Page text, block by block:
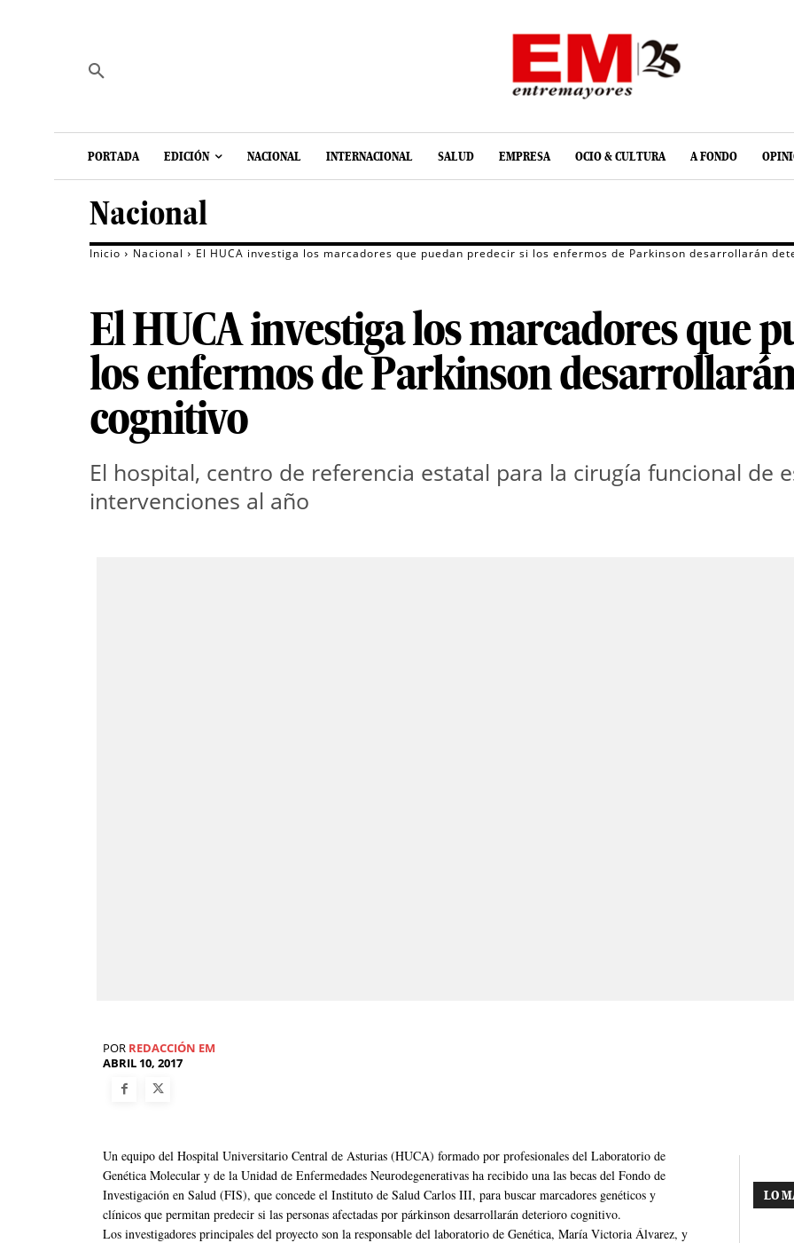
PORTADA EDICIÓN NACIONAL INTERNACIONAL SALUD EMPRESA OCIO & CULTURA A FONDO
Nacional
Inicio Nacional El HUCA investiga los marcadores que puedan predecir si los enfermos de Parkinson desarrollarán
El HUCA investiga los marcadores que
los enfermos de Parkinson
cognitivo
El hospital, centro de referencia estatal para la cirugía funcional de
intervenciones al año
POR REDACCIÓN EM
ABRIL 10, 2017
Un equipo del Hospital Universitario Central de Asturias (HUCA) formado por profesionales del Laboratorio de
Genética Molecular y de la Unidad de Enfermedades Neurodegenerativas ha recibido una las becas del Fondo de
Investigación en Salud (FIS), que concede el Instituto de Salud Carlos III, para buscar marcadores genéticos y
clínicos que permitan predecir si las personas afectadas por párkinson desarrollarán deterioro cognitivo.
Los investigadores principales del proyecto son la responsable del laboratorio de Genética, María Victoria Álvarez, y
LO